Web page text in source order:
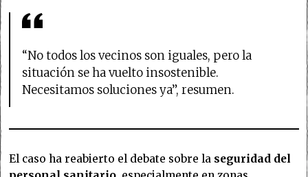
“No todos los vecinos son iguales, pero la
situación se ha vuelto insostenible.
Necesitamos soluciones ya”, resumen.
El caso ha reabierto el debate sobre la seguridad del